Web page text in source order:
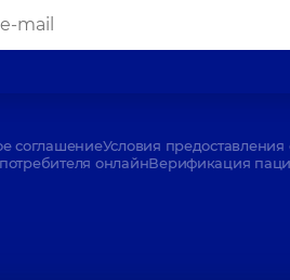
соглашениеУсловия предоставления
онлайнВерификация